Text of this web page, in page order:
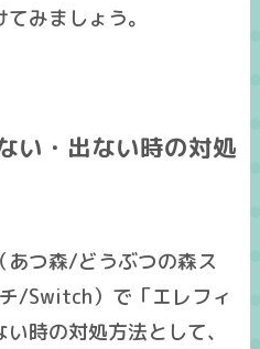
みましょう。
い・出ない時の対処
あつ森/どうぶつの森ス
/Switch）で「エレフィ
時の対処方法として、